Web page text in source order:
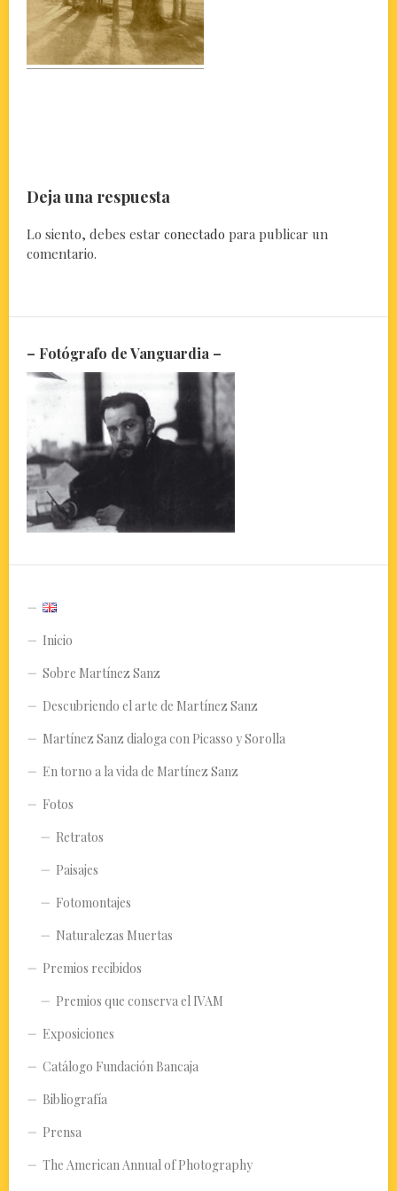
Deja una respuesta
Lo siento, debes estar conectado para publicar un
comentario.
– Fotógrafo de Vanguardia –
Inicio
Sobre Martínez Sanz
Descubriendo el arte de Martínez Sanz
Martínez Sanz dialoga con Picasso y Sorolla
En torno a la vida de Martínez Sanz
Fotos
Retratos
Paisajes
Fotomontajes
Naturalezas Muertas
Premios recibidos
Premios que conserva el IVAM
Exposiciones
Catálogo Fundación Bancaja
Bibliografía
Prensa
The American Annual of Photography